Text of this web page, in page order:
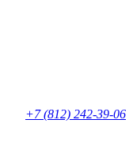
+7 (812) 242-39-06